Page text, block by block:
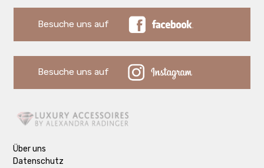
Besuche uns auf
Besuche uns auf
Über uns
Datenschutz